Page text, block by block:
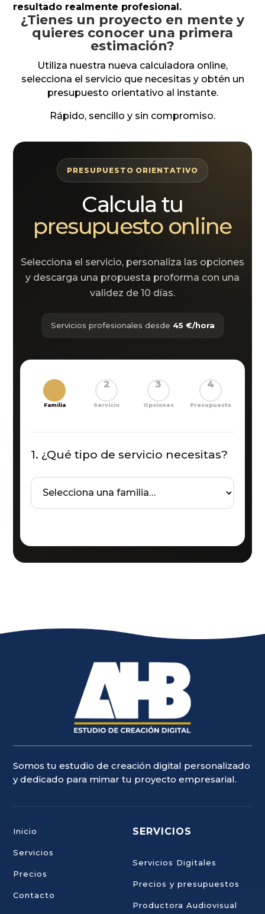
resultado realmente profesional.
¿Tienes un proyecto en mente y
quieres conocer una primera
estimación?
Utiliza nuestra nueva calculadora online,
selecciona el servicio que necesitas y obtén un
presupuesto orientativo al instante.
Rápido, sencillo y sin compromiso.
PRESUPUESTO ORIENTATIVO
Calcula tu
presupuesto online
Selecciona el servicio, personaliza las opciones
y descarga una propuesta proforma con una
validez de 10 días.
Servicios profesionales desde 45 €/hora
Familia
2
Servicio
3
Opciones
4
Presupuesto
1. ¿Qué tipo de servicio necesitas?
Somos tu estudio de creación digital personalizado
y dedicado para mimar tu proyecto empresarial.
Inicio
Servicios
Precios
Contacto
SERVICIOS
Servicios Digitales
Precios y presupuestos
Productora Audiovisual